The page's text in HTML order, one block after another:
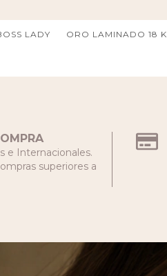
LADY ORO LAMINADO 18 K
e Internacionales.
superiores a